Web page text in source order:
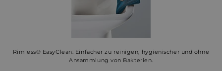
Rimless® EasyClean: Einfacher zu reinigen, hygienischer und ohne
Ansammlung von Bakterien.